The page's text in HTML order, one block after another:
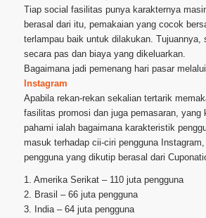
Tiap social fasilitas punya karakternya
berasal dari itu, pemakaian yang cocok
terlampau baik untuk dilakukan. Tujuannya,
secara pas dan biaya yang dikeluarkan.
Bagaimana jadi pemenang hari pasar
Instagram
Apabila rekan-rekan sekalian tertarik
fasilitas promosi dan juga pemasaran, yang
pahami ialah bagaimana karakteristik
masuk terhadap cii-ciri pengguna
pengguna yang dikutip berasal dari
1. Amerika Serikat – 110 juta pengguna
2. Brasil – 66 juta pengguna
3. India – 64 juta pengguna